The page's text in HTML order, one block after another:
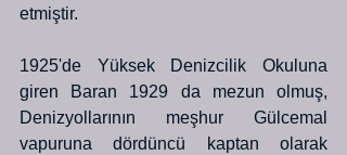
etmiştir.
1925'de Yüksek Denizcilik Okuluna
giren Baran 1929 da mezun olmuş,
Denizyollarının meşhur Gülcemal
vapuruna dördüncü kaptan olarak